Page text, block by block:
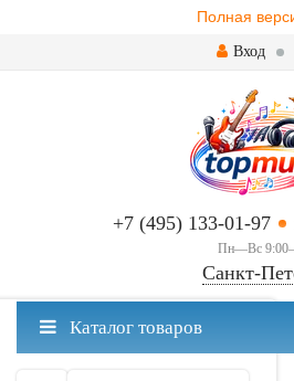
Полная
Вход
+7 (495) 133-01-97
Пн—Вс
Санкт-
Санкт-Петербург ваш город?
Каталог товаров